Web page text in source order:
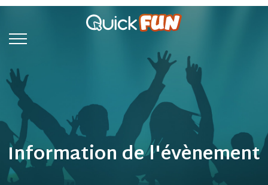
Information de l'évènement